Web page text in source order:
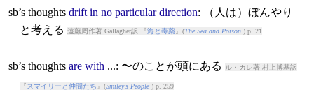
sb’s thoughts drift in no particular direction: （人は）ぼんやり
と考える 遠藤周作著 Gallagher訳 『海と毒薬』(The Sea and Poison) p. 21
sb’s thoughts are with ...: 〜のことが頭にある ル・カレ著 村上博基訳
『スマイリーと仲間たち 』(Smiley's People) p. 259